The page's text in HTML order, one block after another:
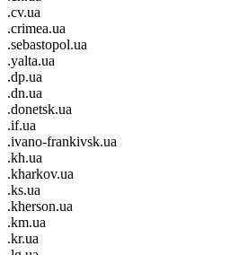
.cv.ua
.crimea.ua
.sebastopol.ua
.yalta.ua
.dp.ua
.dn.ua
.donetsk.ua
.if.ua
.ivano-frankivsk.ua
.kh.ua
.kharkov.ua
.ks.ua
.kherson.ua
.km.ua
.kr.ua